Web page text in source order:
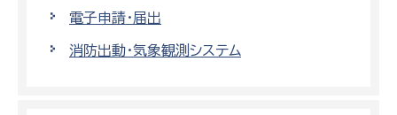
電子申請・届出
消防出動・気象観測システム